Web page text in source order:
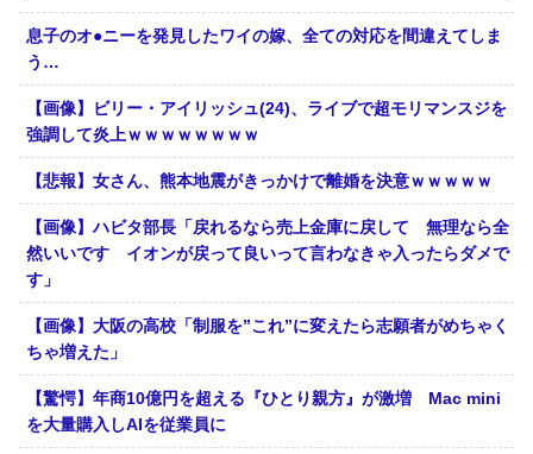
息子のオ●ニーを発見したワイの嫁、全ての対応を間違えてしま
う…
【画像】ビリー・アイリッシュ(24)、ライブで超モリマンスジを
強調して炎上ｗｗｗｗｗｗｗｗ
【悲報】女さん、熊本地震がきっかけで離婚を決意ｗｗｗｗｗ
【画像】ハビタ部長「戻れるなら売上金庫に戻して 無理なら全
然いいです イオンが戻って良いって言わなきゃ入ったらダメで
す」
【画像】大阪の高校「制服を”これ”に変えたら志願者がめちゃく
ちゃ増えた」
【驚愕】年商10億円を超える『ひとり親方』が激増 Mac mini
を大量購入しAIを従業員に